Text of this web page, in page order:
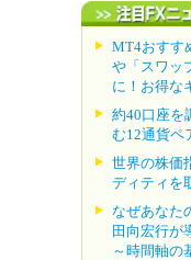
MT4おすす
や「スワッ
に！お得な
約40口座を
む12通貨ペ
世界の株価
ディティを
なぜあなた
田向宏行が
～時間軸の